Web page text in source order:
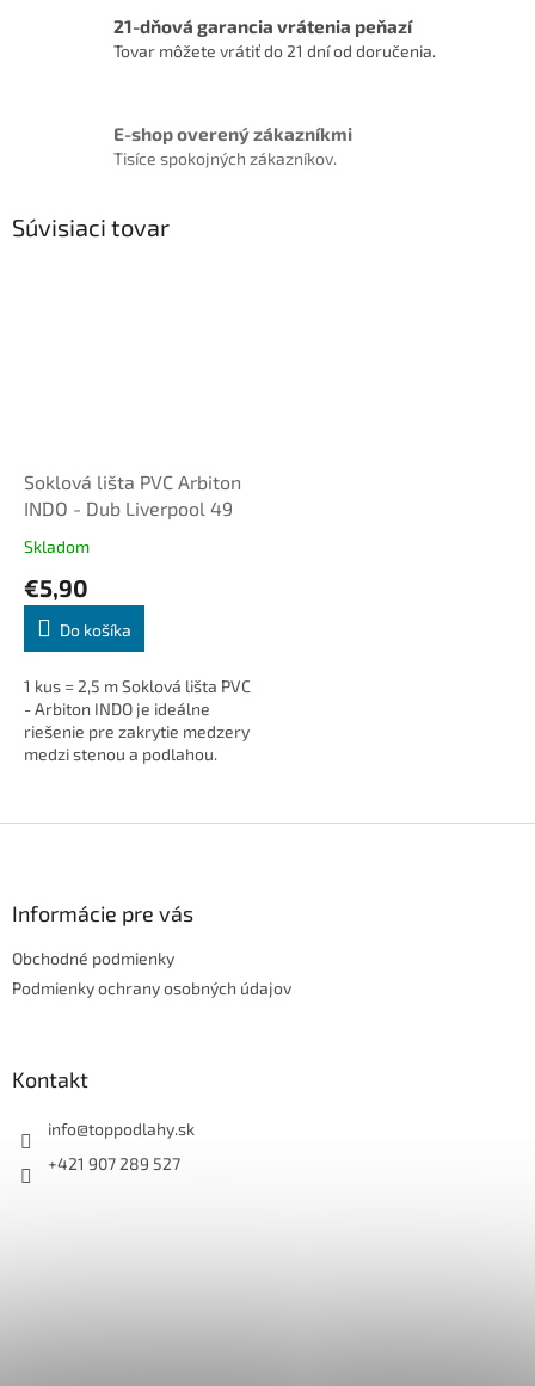
21-dňová garancia vrátenia peňazí
Tovar môžete vrátiť do 21 dní od doručenia.
E-shop overený zákazníkmi
Tisíce spokojných zákazníkov.
Súvisiaci tovar
Soklová lišta PVC Arbiton
INDO - Dub Liverpool 49
Skladom
€5,90
Do košíka
1 kus = 2,5 m Soklová lišta PVC
- Arbiton INDO je ideálne
riešenie pre zakrytie medzery
medzi stenou a podlahou.
káble...
Informácie pre vás
Obchodné podmienky
Podmienky ochrany osobných údajov
Kontakt
info@toppodlahy.sk
+421 907 289 527